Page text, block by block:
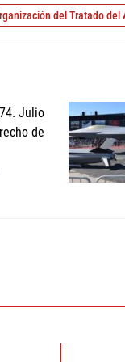
del Tratado del
Julio
de